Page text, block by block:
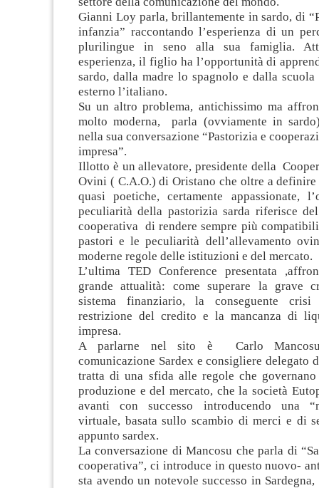
Gianni Loy parla, brillantemente in sardo, di
infanzia” raccontando l’esperienza di un
plurilingue in seno alla sua famiglia.
esperienza, il figlio ha l’opportunità di
sardo, dalla madre lo spagnolo e dalla scuola
esterno l’italiano.
Su un altro problema, antichissimo ma
molto moderna, parla (ovviamente in
nella sua conversazione “Pastorizia e
impresa”.
Illotto è un allevatore, presidente della
Ovini ( C.A.O.) di Oristano che oltre a definire
quasi poetiche, certamente appassionate,
peculiarità della pastorizia sarda riferisce
cooperativa di rendere sempre più
pastori e le peculiarità dell’allevamento
moderne regole delle istituzioni e del mercato.
L’ultima TED Conference presentata
grande attualità: come superare la grave
sistema finanziario, la conseguente crisi
restrizione del credito e la mancanza di
impresa.
A parlarne nel sito è Carlo Mancosu,
comunicazione Sardex e consigliere delegato
tratta di una sfida alle regole che
produzione e del mercato, che la società
avanti con successo introducendo una
virtuale, basata sullo scambio di merci e di
appunto sardex.
La conversazione di Mancosu che parla di
cooperativa”, ci introduce in questo nuovo-
sta avendo un notevole successo in